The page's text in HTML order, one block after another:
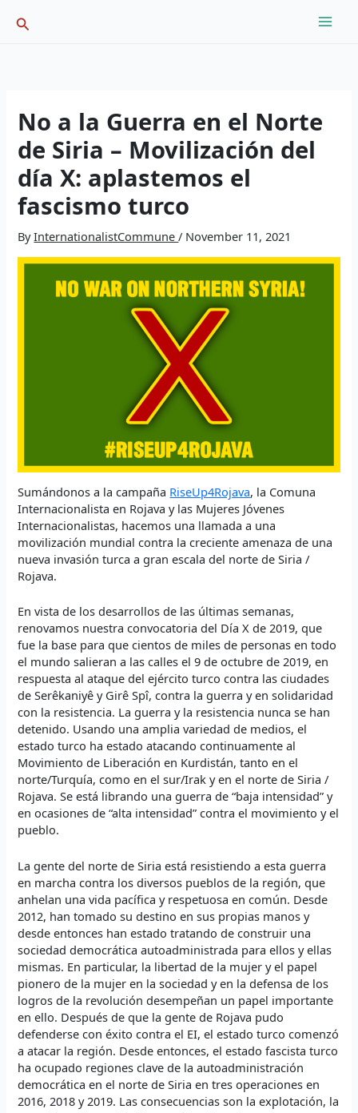
Search
No a la Guerra en el Norte
de Siria – Movilización del
día X: aplastemos el
fascismo turco
ByInternationalistCommune/ November 11, 2021
Sumándonos a la campaña RiseUp4Rojava, la Comuna
Internacionalista en Rojava y las Mujeres Jóvenes
Internacionalistas, hacemos una llamada a una
movilización mundial contra la creciente amenaza de una
nueva invasión turca a gran escala del norte de Siria /
Rojava.
En vista de los desarrollos de las últimas semanas,
renovamos nuestra convocatoria del Día X de 2019, que
fue la base para que cientos de miles de personas en todo
el mundo salieran a las calles el 9 de octubre de 2019, en
respuesta al ataque del ejército turco contra las ciudades
de Serêkaniyê y Girê Spî, contra la guerra y en solidaridad
con la resistencia. La guerra y la resistencia nunca se han
detenido. Usando una amplia variedad de medios, el
estado turco ha estado atacando continuamente al
Movimiento de Liberación en Kurdistán, tanto en el
norte/Turquía, como en el sur/Irak y en el norte de Siria /
Rojava. Se está librando una guerra de “baja intensidad” y
en ocasiones de “alta intensidad” contra el movimiento y el
pueblo.
La gente del norte de Siria está resistiendo a esta guerra
en marcha contra los diversos pueblos de la región, que
anhelan una vida pacífica y respetuosa en común. Desde
2012, han tomado su destino en sus propias manos y
desde entonces han estado tratando de construir una
sociedad democrática autoadministrada para ellos y ellas
mismas. En particular, la libertad de la mujer y el papel
pionero de la mujer en la sociedad y en la defensa de los
logros de la revolución desempeñan un papel importante
en ello. Después de que la gente de Rojava pudo
defenderse con éxito contra el EI, el estado turco comenzó
a atacar la región. Desde entonces, el estado fascista turco
ha ocupado regiones clave de la autoadministración
democrática en el norte de Siria en tres operaciones en
2016, 2018 y 2019. Las consecuencias son la explotación, la